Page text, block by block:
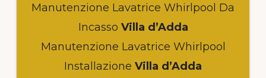
Manutenzione Lavatrice Whirlpool Da
Incasso Villa d’Adda
Manutenzione Lavatrice Whirlpool
Installazione Villa d’Adda